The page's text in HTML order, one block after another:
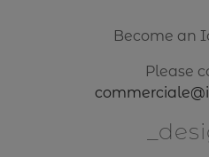
Become an
Please